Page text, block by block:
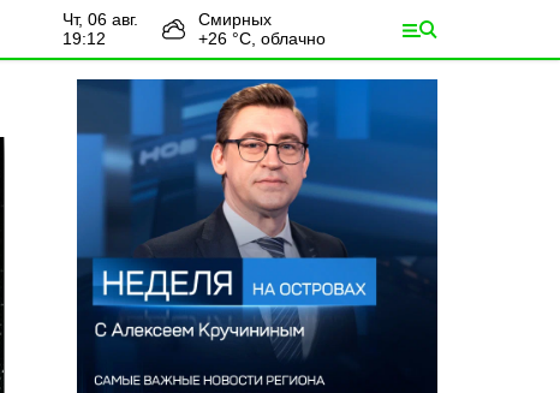
чт, 06 авг.
19:12
Смирных
+26 °С, облачно